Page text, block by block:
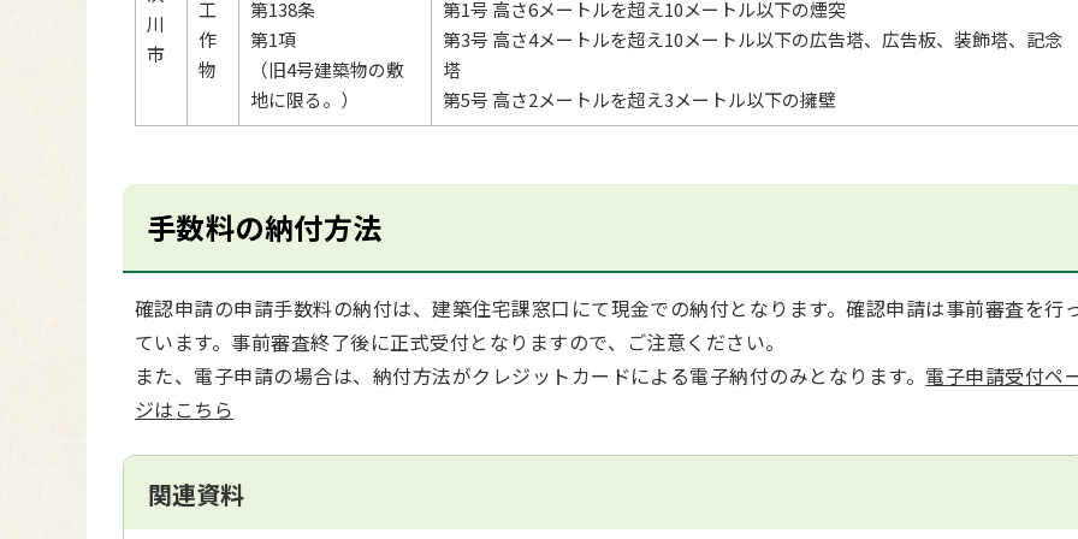
川
市
工
作
物
第138条
第1項
（旧4号建築物の敷
地に限る。）
第1号 高さ6メートルを超え10メートル以下の煙突
第3号 高さ4メートルを超え10メートル以下の広告塔、広告板、装飾塔、記念
塔
第5号 高さ2メートルを超え3メートル以下の擁壁
手数料の納付方法
確認申請の申請手数料の納付は、建築住宅課窓口にて現金での納付となります。確認申請は事前審査を行
ています。事前審査終了後に正式受付となりますので、ご注意ください。
また、電子申請の場合は、納付方法がクレジットカードによる電子納付のみとなります。 電子申請受付ペ
ジはこちら
関連資料